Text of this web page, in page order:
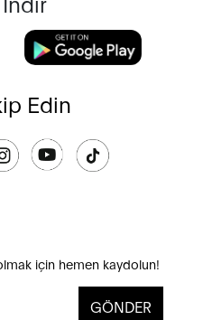
Edin
için hemen kaydolun!
GÖNDER